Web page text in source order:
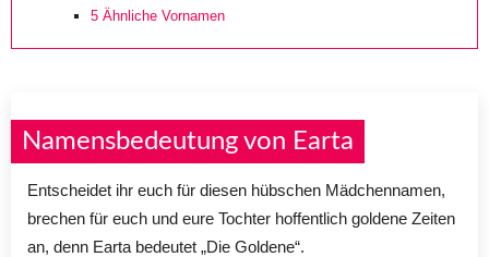
5 Ähnliche Vornamen
Namensbedeutung von Earta
Entscheidet ihr euch für diesen hübschen Mädchennamen,
brechen für euch und eure Tochter hoffentlich goldene Zeiten
an, denn Earta bedeutet „Die Goldene“.